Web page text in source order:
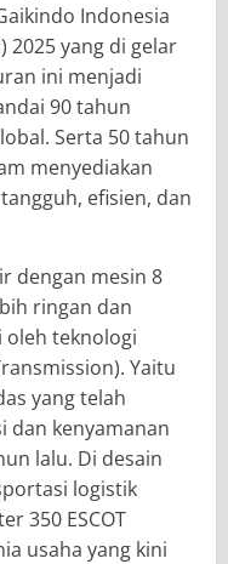
Indonesia
2025 yang di gelar
ini menjadi
90 tahun
Serta 50 tahun
menyediakan
efisien, dan
dengan mesin 8
ringan dan
oleh teknologi
Yaitu
yang telah
dan kenyamanan
lalu. Di desain
logistik
350 ESCOT
usaha yang kini